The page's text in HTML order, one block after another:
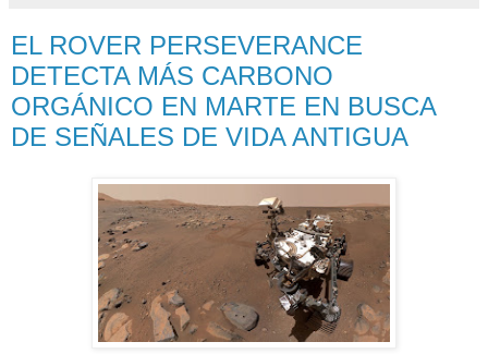
EL ROVER PERSEVERANCE
DETECTA MÁS CARBONO
ORGÁNICO EN MARTE EN BUSCA
DE SEÑALES DE VIDA ANTIGUA